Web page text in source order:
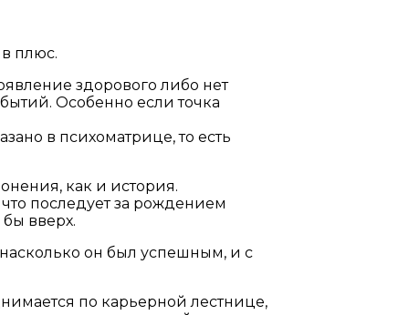
плюс.
здорового либо нет
Особенно если точка
в психоматрице, то есть
как и история.
последует за рождением
вверх.
он был успешным, и с
по карьерной лестнице,